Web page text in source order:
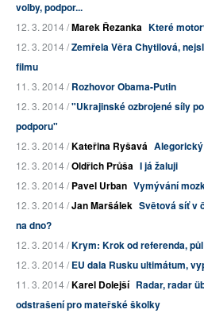
volby, podpor...
12. 3. 2014 /Marek Řezanka Které
12. 3. 2014 /Zemřela Věra Chytilová,
filmu
11. 3. 2014 /Rozhovor Obama-Putin
12. 3. 2014 /"Ukrajinské ozbrojené síly
podporu"
12. 3. 2014 /Kateřina Ryšavá
12. 3. 2014 /Oldřich Průša I já žaluji
12. 3. 2014 /Pavel Urban Vymývání
12. 3. 2014 /Jan Maršálek Světová síť v
na dno?
12. 3. 2014 /Krym: Krok od referenda,
12. 3. 2014 /EU dala Rusku ultimátum,
11. 3. 2014 /Karel Dolejší Radar, radar
odstrašení pro mateřské školky